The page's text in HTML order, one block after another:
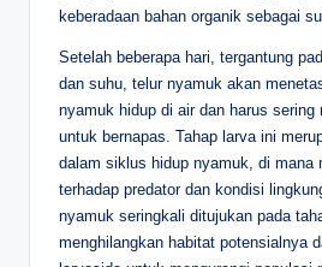
keberadaan bahan organik sebagai
Setelah beberapa hari, tergantung
dan suhu, telur nyamuk akan
nyamuk hidup di air dan harus sering
untuk bernapas. Tahap larva ini
dalam siklus hidup nyamuk, di mana
terhadap predator dan kondisi
nyamuk seringkali ditujukan pada
menghilangkan habitat potensialnya